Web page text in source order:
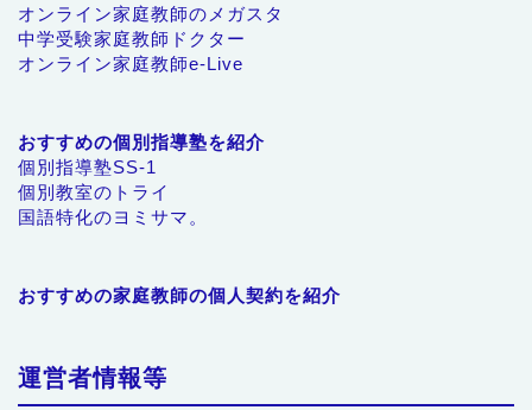
オンライン家庭教師のメガスタ
中学受験家庭教師ドクター
オンライン家庭教師e-Live
おすすめの個別指導塾を紹介
個別指導塾SS-1
個別教室のトライ
国語特化のヨミサマ。
おすすめの家庭教師の個人契約を紹介
運営者情報等